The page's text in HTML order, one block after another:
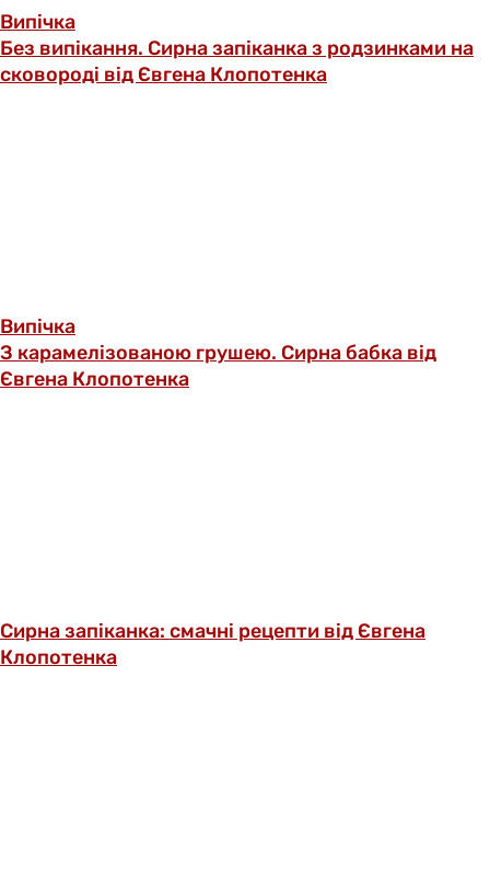
Випічка
Без випікання. Сирна запіканка з родзинками на
сковороді від Євгена Клопотенка
Випічка
З карамелізованою грушею. Сирна бабка від
Євгена Клопотенка
Сирна запіканка: смачні рецепти від Євгена
Клопотенка